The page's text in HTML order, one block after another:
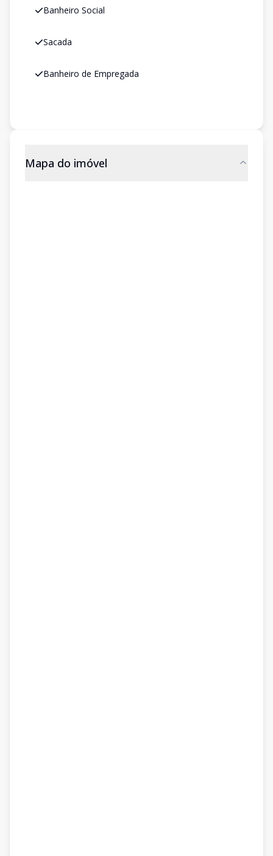
Banheiro Social
Sacada
Banheiro de Empregada
Mapa do imóvel